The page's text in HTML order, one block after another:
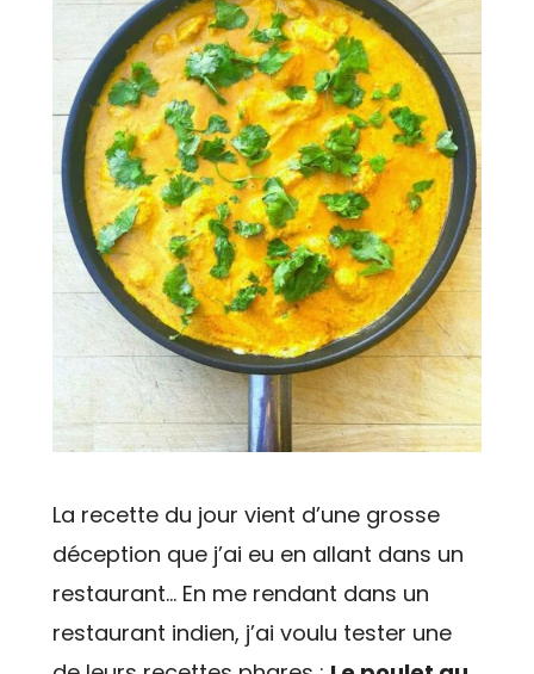
La recette du jour vient d’une grosse
déception que j’ai eu en allant dans un
restaurant… En me rendant dans un
restaurant indien, j’ai voulu tester une